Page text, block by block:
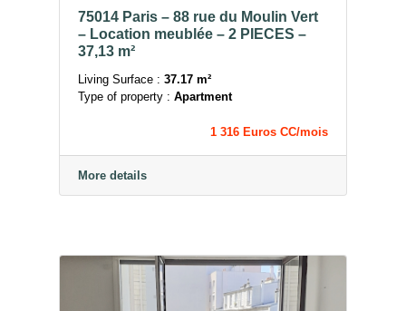
75014 Paris – 88 rue du Moulin Vert
– Location meublée – 2 PIECES –
37,13 m²
Living Surface : 37.17 m²
Type of property : Apartment
1 316 Euros CC/mois
More details